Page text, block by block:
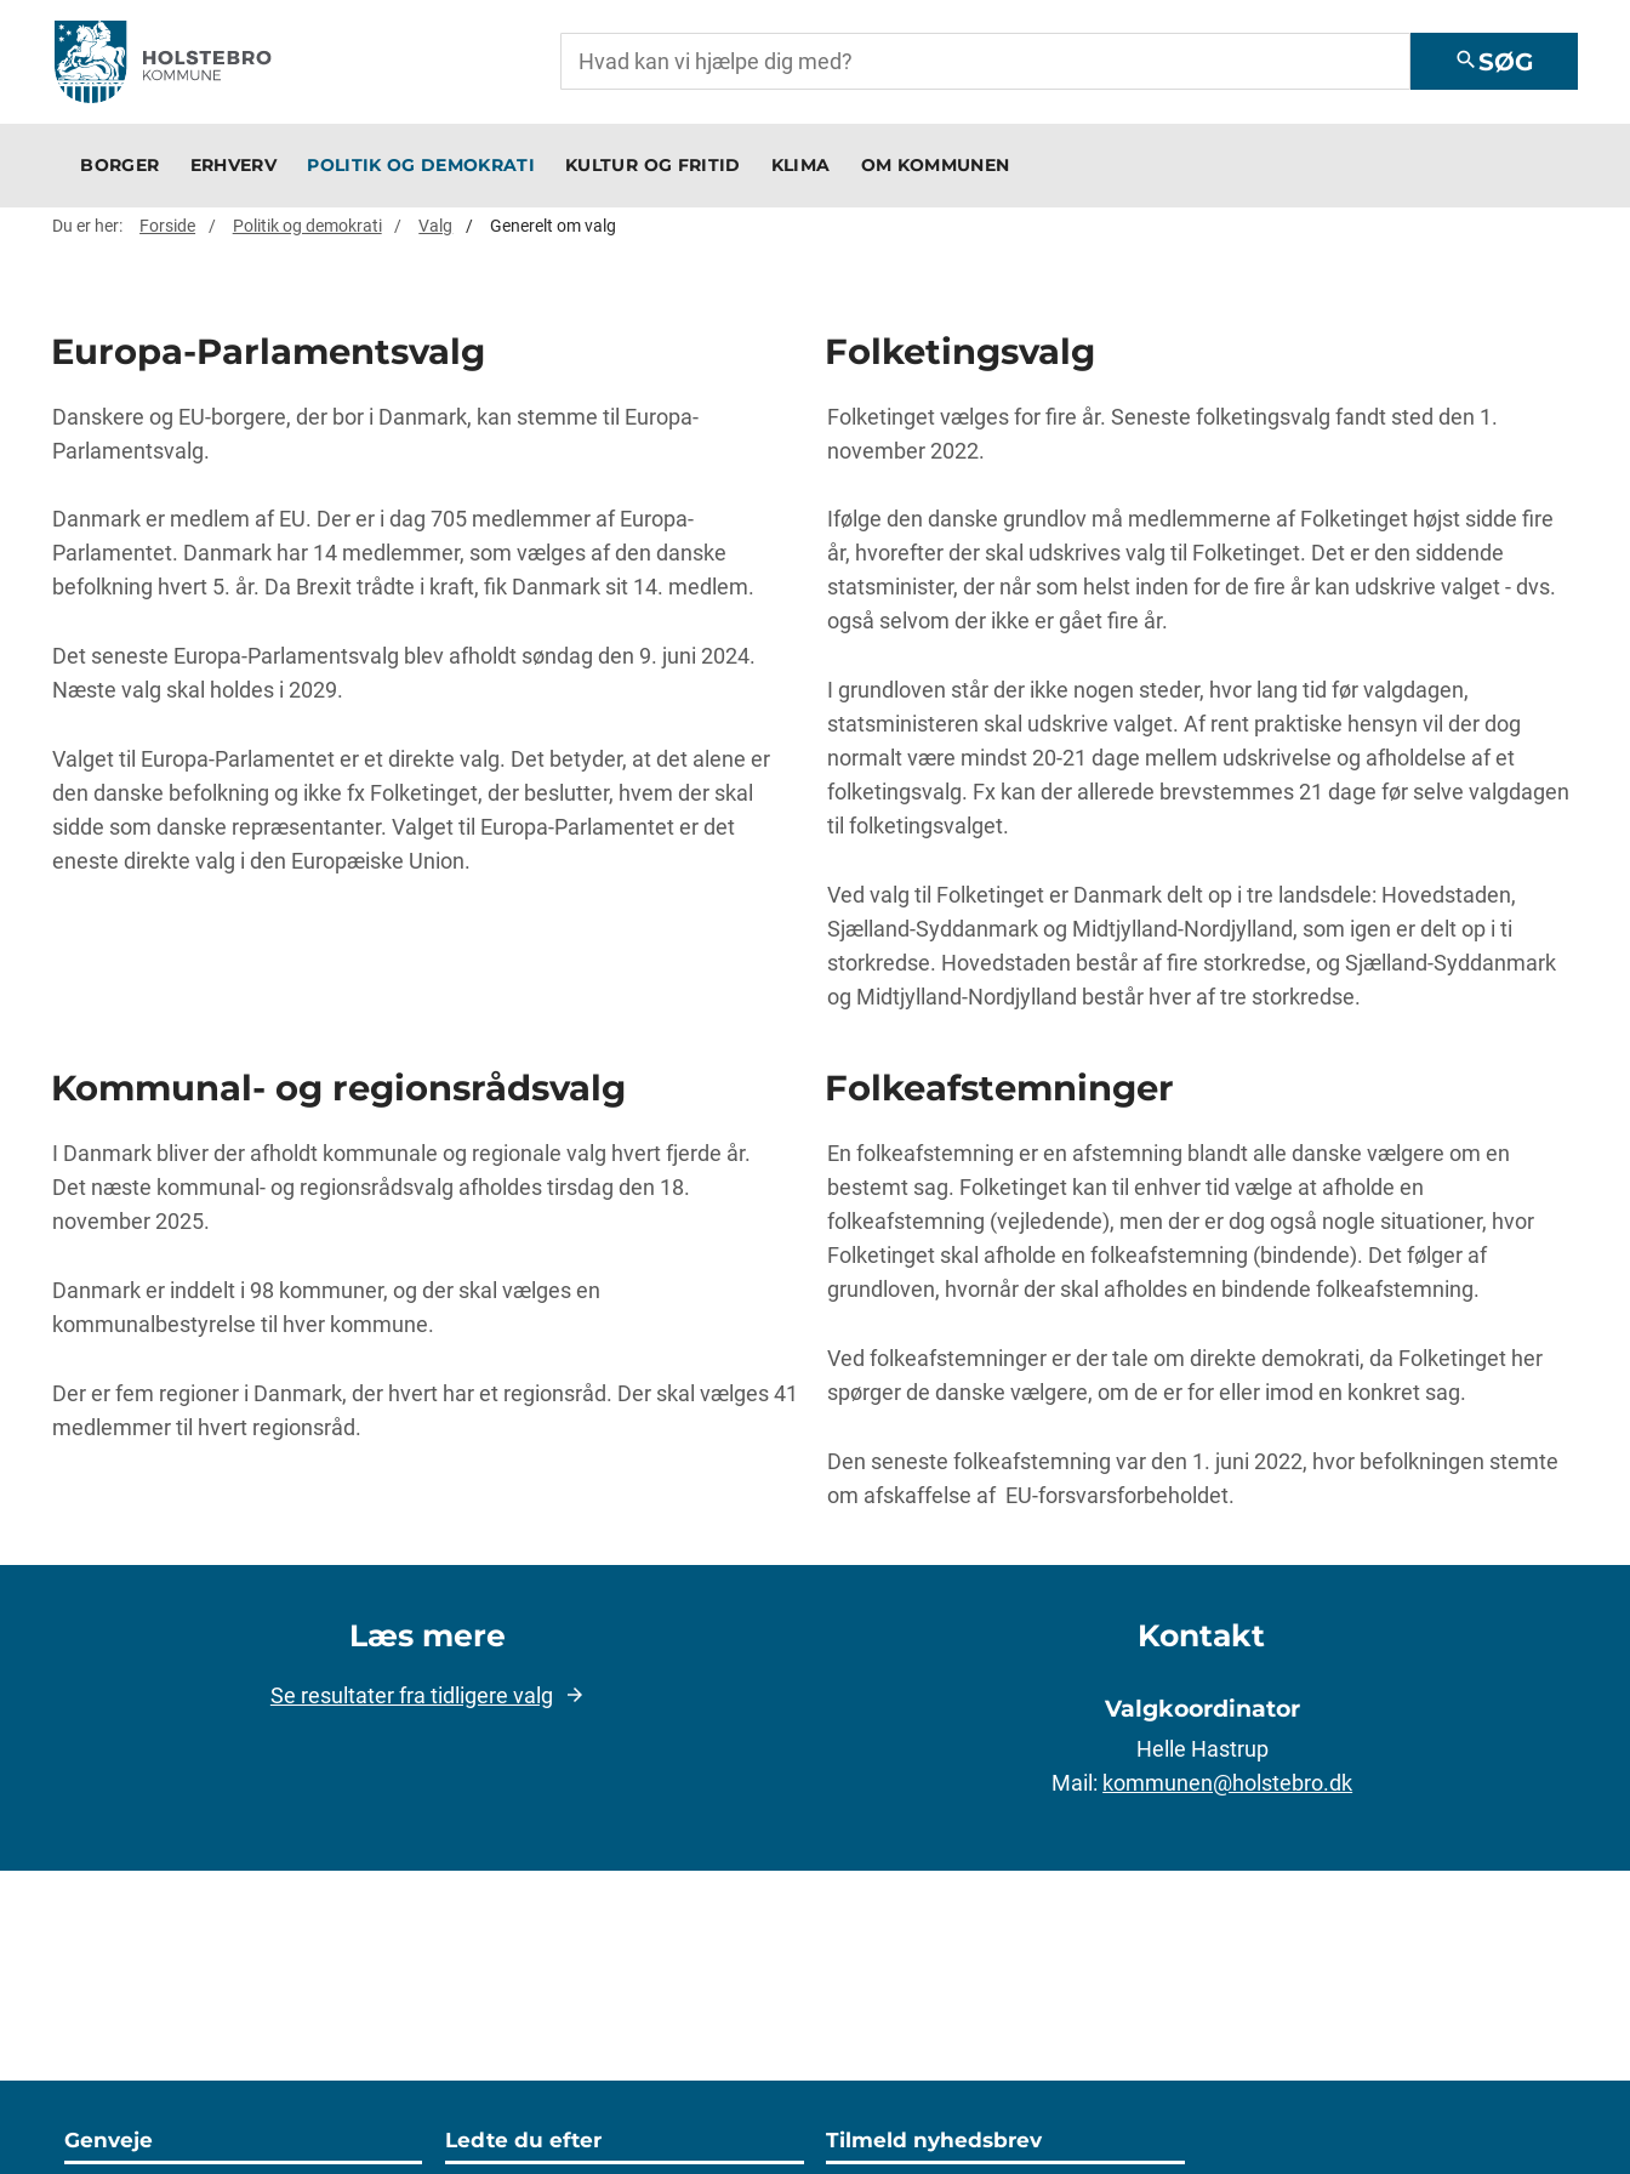
searchSØG
BORGER ERHVERV POLITIK OG DEMOKRATI KULTUR OG FRITID KLIMA OM KOMMUNEN
Du er her: Forside Politik og demokrati Valg Generelt om valg
Europa-Parlamentsvalg
Danskere og EU-borgere, der bor i Danmark, kan stemme til Europa-
Parlamentsvalg.
Danmark er medlem af EU. Der er i dag 705 medlemmer af Europa-
Parlamentet. Danmark har 14 medlemmer, som vælges af den danske
befolkning hvert 5. år. Da Brexit trådte i kraft, fik Danmark sit 14. medlem.
Det seneste Europa-Parlamentsvalg blev afholdt søndag den 9. juni 2024.
Næste valg skal holdes i 2029.
Valget til Europa-Parlamentet er et direkte valg. Det betyder, at det alene er
den danske befolkning og ikke fx Folketinget, der beslutter, hvem der skal
sidde som danske repræsentanter. Valget til Europa-Parlamentet er det
eneste direkte valg i den Europæiske Union.
Folketingsvalg​
Folketinget vælges for fire år. Seneste folketingsvalg fandt sted den 1.
november 2022.
Ifølge den danske grundlov må medlemmerne af Folketinget højst sidde fire
år, hvorefter der skal udskrives valg til Folketinget. Det er den siddende
statsminister, der når som helst inden for de fire år kan udskrive valget - dvs.
også selvom der ikke er gået fire år.
I grundloven står der ikke nogen steder, hvor lang tid før valgdagen,
statsministeren skal udskrive valget. Af rent praktiske hensyn vil der dog
normalt være mindst 20-21 dage mellem udskrivelse og afholdelse af et
folketingsvalg. Fx kan der allerede brevstemmes 21 dage før selve valgdagen
til folketingsvalget.
Ved valg til Folketinget er Danmark delt op i tre landsdele: Hovedstaden,
Sjælland-Syddanmark og Midtjylland-Nordjylland, som igen er delt op i ti
storkredse. Hovedstaden består af fire storkredse, og Sjælland-Syddanmark
og Midtjylland-Nordjylland består hver af tre storkredse.
Kommunal- og regionsrådsvalg
I Danmark bliver der afholdt kommunale og regionale valg hvert fjerde år.
Det næste kommunal- og regionsrådsvalg afholdes tirsdag den 18.
november 2025.
Danmark er inddelt i 98 kommuner, og der skal vælges en
kommunalbestyrelse til hver kommune.
Der er fem regioner i Danmark, der hvert har et regionsråd. Der skal vælges 41
medlemmer til hvert regionsråd.
Folkeafstemninger
En folkeafstemning er en afstemning blandt alle danske vælgere om en
bestemt sag. Folketinget kan til enhver tid vælge at afholde en
folkeafstemning (vejledende), men der er dog også nogle situationer, hvor
Folketinget skal afholde en folkeafstemning (bindende). Det følger af
grundloven, hvornår der skal afholdes en bindende folkeafstemning.
Ved folkeafstemninger er der tale om direkte demokrati, da Folketinget her
spørger de danske vælgere, om de er for eller imod en konkret sag.
Den seneste folkeafstemning var den 1. juni 2022, hvor befolkningen stemte
om afskaffelse af EU-forsvarsforbeholdet.
Læs mere
Se resultater fra tidligere valg
Kontakt
Valgkoordinator
Helle Hastrup
Mail: kommunen@holstebro.dk
Genveje Ledte du efter Tilmeld nyhedsbrev